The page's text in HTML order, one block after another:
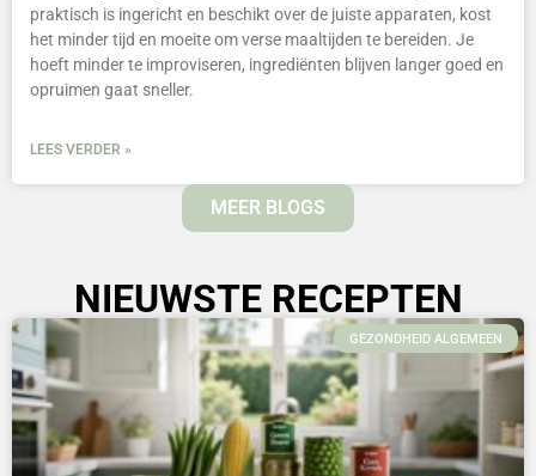
praktisch is ingericht en beschikt over de juiste apparaten, kost
het minder tijd en moeite om verse maaltijden te bereiden. Je
hoeft minder te improviseren, ingrediënten blijven langer goed en
opruimen gaat sneller.
LEES VERDER »
MEER BLOGS
NIEUWSTE RECEPTEN
GEZONDHEID ALGEMEEN